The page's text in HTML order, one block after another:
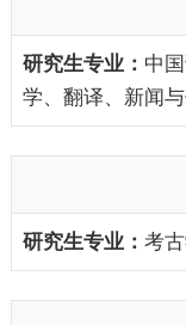
中
学、翻译、新闻
考